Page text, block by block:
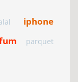
iphone
parquet